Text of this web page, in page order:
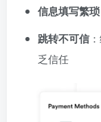
信息填写繁琐
跳转不可信
乏信任